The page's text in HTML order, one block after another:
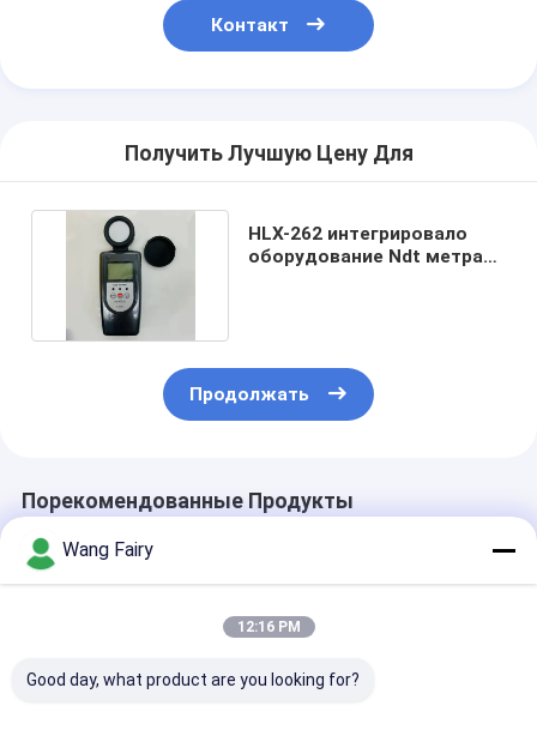
Контакт
Получить Лучшую Цену Для
HLX-262 интегрировало
оборудование Ndt метра
Продолжать
Порекомендованные Продукты
Wang Fairy
12:16 PM
Good day, what product are you looking for?